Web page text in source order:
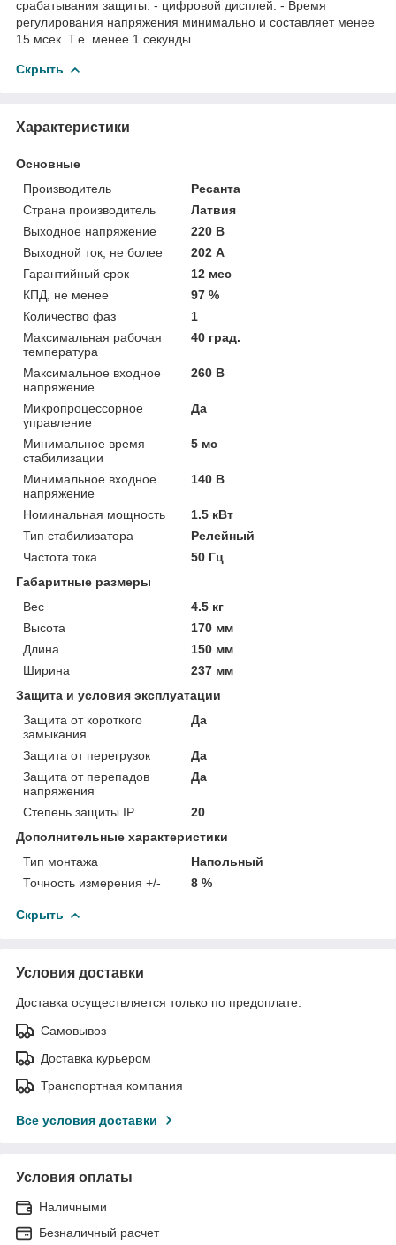
срабатывания защиты. - цифровой дисплей. - Время
регулирования напряжения минимально и составляет менее
15 мсек. Т.е. менее 1 секунды.
Скрыть
Характеристики
Основные
Производитель
Ресанта
Страна производитель
Латвия
Выходное напряжение
220 В
Выходной ток, не более
202 А
Гарантийный срок
12 мес
КПД, не менее
97 %
Количество фаз
1
Максимальная рабочая
температура
40 град.
Максимальное входное
напряжение
260 В
Микропроцессорное
управление
Да
Минимальное время
стабилизации
5 мс
Минимальное входное
напряжение
140 В
Номинальная мощность
1.5 кВт
Тип стабилизатора
Релейный
Частота тока
50 Гц
Габаритные размеры
Вес
4.5 кг
Высота
170 мм
Длина
150 мм
Ширина
237 мм
Защита и условия эксплуатации
Защита от короткого
замыкания
Да
Защита от перегрузок
Да
Защита от перепадов
напряжения
Да
Степень защиты IP
20
Дополнительные характеристики
Тип монтажа
Напольный
Точность измерения +/-
8 %
Скрыть
Условия доставки
Доставка осуществляется только по предоплате.
Самовывоз
Доставка курьером
Транспортная компания
Все условия доставки
Условия оплаты
Наличными
Безналичный расчет